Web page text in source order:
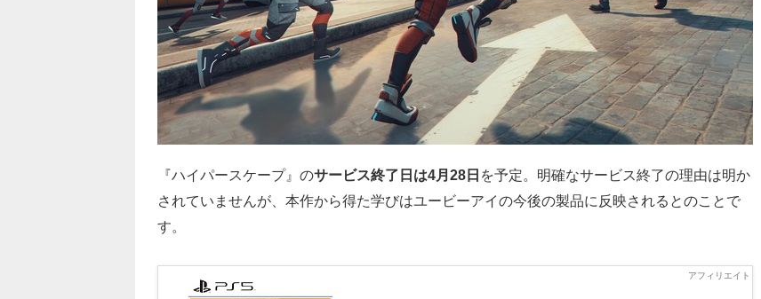
『ハイパースケープ』のサービス終了日は4月28日 を予定。明確なサービス終了の理由は明か
されていませんが、本作から得た学びはユービーアイの今後の製品に反映されるとのことで
す。